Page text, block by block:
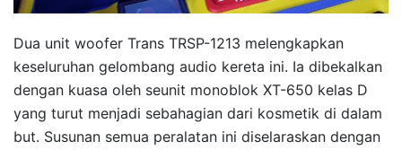
Dua unit woofer Trans TRSP-1213 melengkapkan
keseluruhan gelombang audio kereta ini. Ia dibekalkan
dengan kuasa oleh seunit monoblok XT-650 kelas D
yang turut menjadi sebahagian dari kosmetik di dalam
but. Susunan semua peralatan ini diselaraskan dengan